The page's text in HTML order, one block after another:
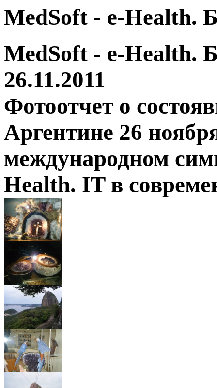
MedSoft - e-Health.
MedSoft - e-Health.
26.11.2011
Фотоотчет о
Аргентине 26
международном
Health. IT в